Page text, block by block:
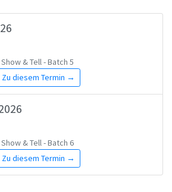
& Tell - Batch 5
Zu diesem Termin →
& Tell - Batch 6
Zu diesem Termin →